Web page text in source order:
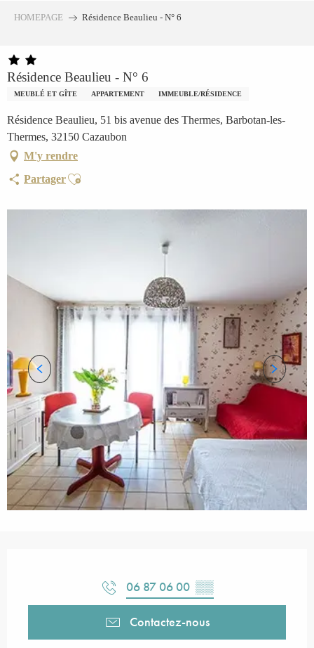
principal
HOMEPAGE Résidence Beaulieu - N° 6
Résidence Beaulieu - N° 6
MEUBLÉ ET GÎTE APPARTEMENT IMMEUBLE/RÉSIDENCE
Résidence Beaulieu, 51 bis avenue des Thermes, Barbotan-les-
Thermes, 32150 Cazaubon
M'y rendre
PartagerAjouter aux favoris
06 87 06 00 ▒▒
Contactez-nous